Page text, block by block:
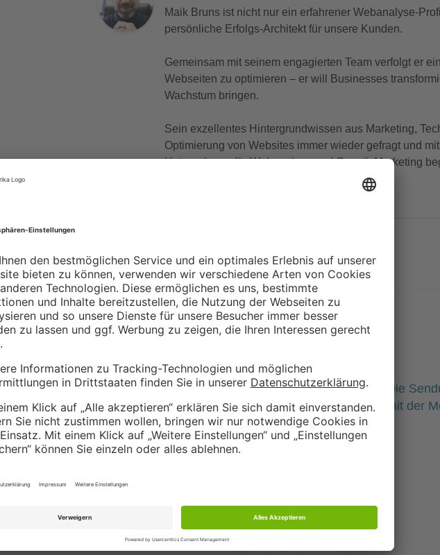
Maik Bruns ist nicht nur ein erfahrener Webanalyse-
persönliche Erfolgs-Architekt für unsere Kunden.
Gemeinsam mit seinem engagierten Team verfolgt er
Webseiten zu optimieren – er will Businesses
Wachstum bringen.
Sein exzellentes Hintergrundwissen aus Marketing,
Optimierung von Websites immer wieder gefragt und
Unternehmen für Webanalyse und Growth Marketing
Passend zum Thema:
Die Sendung
mit der Metrik
#33 “Sorry
Last Click –
nobody’s
Die Sendung
mit der Metrik
#35 “Elf
Gründe für
Messunterschiede
(Google Ads)
und Analytics”
Die Sendung
mit der Metrik
#38
“Segmentiere
Möglichkeiten
in Google
Die
mit der